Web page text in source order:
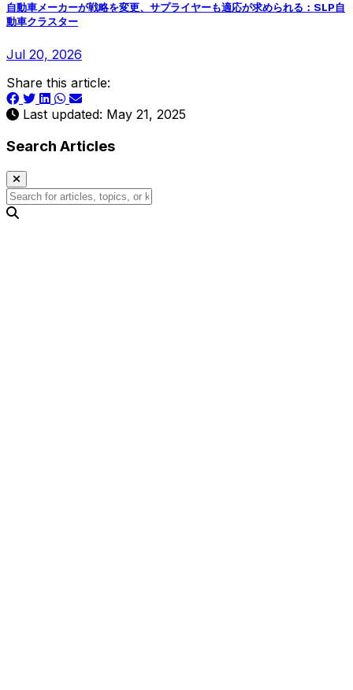
自動車メーカーが戦略を変更、サプライヤーも適応が求められる：SLP自
動車クラスター
Jul 20, 2026
Share this article:
Last updated: May 21, 2025
Search Articles